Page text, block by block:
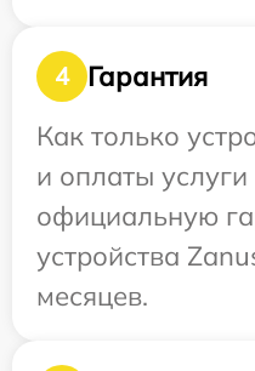
4
Гарантия
Как только
и оплаты
официальную
устройства
месяцев.